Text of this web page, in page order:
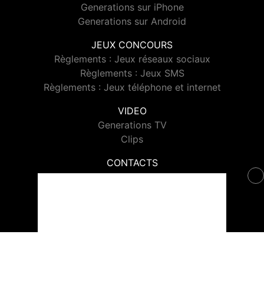
Generations sur iPhone
Generations sur Android
JEUX CONCOURS
Règlements : Jeux réseaux sociaux
Règlements : Jeux SMS
Règlements : Jeux téléphone et internet
VIDEO
Generations TV
Clips
CONTACTS
Contacter Generations